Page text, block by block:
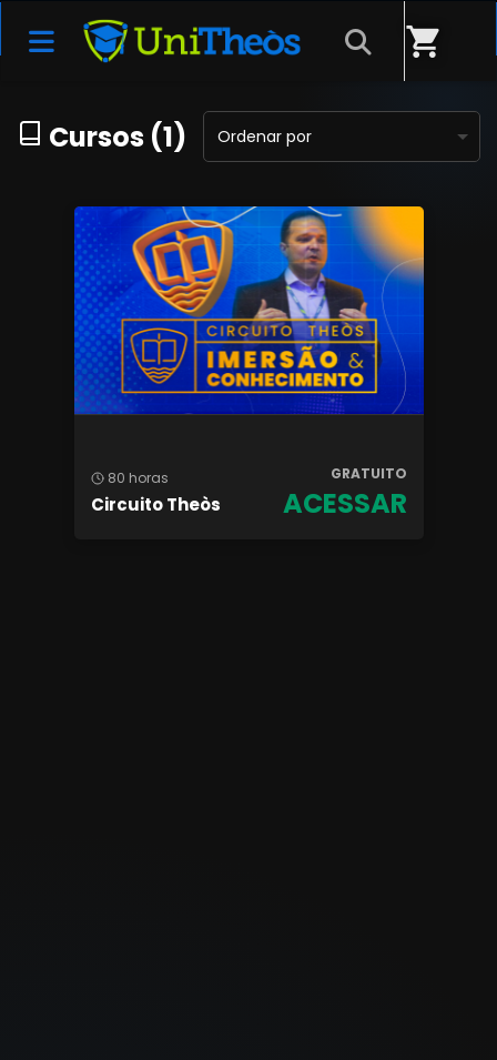
shopping_cart
Início/ Categorias / Circuito Theòs
Cursos (1) Ordenar por
80 horas
Circuito Theòs
GRATUITO
ACESSAR